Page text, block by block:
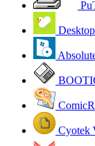
Cyotek